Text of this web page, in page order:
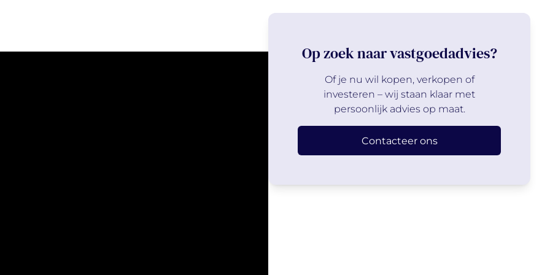
Op zoek naar vastgoedadvies?
Of je nu wil kopen, verkopen of
investeren – wij staan klaar met
persoonlijk advies op maat.
Contacteer ons